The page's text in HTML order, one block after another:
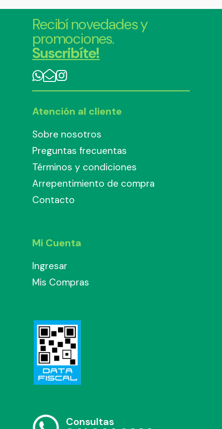
Recibí novedades y
promociones.
Suscribíte!
Atención al cliente
Sobre nosotros
Preguntas frecuentas
Términos y condiciones
Arrepentimiento de compra
Contacto
Mi Cuenta
Ingresar
Mis Compras
Consultas